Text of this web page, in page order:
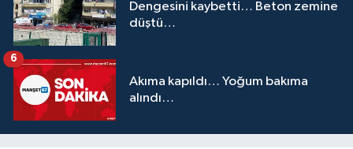
Dengesini kaybetti… Beton zemine
düştü…
Akıma kapıldı… Yoğum bakıma
alındı…
6